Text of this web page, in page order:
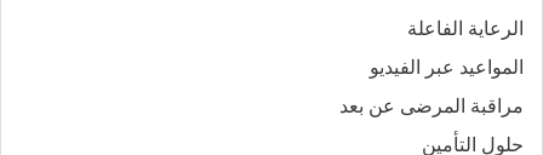
الرعاية الفاعلة
المواعيد عبر الفيديو
مراقبة المرضى عن بعد
حلول التأمين